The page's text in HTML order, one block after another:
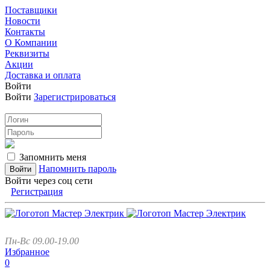
Поставщики
Новости
Контакты
О Компании
Реквизиты
Акции
Доставка и оплата
Войти
Войти Зарегистрироваться
Запомнить меня
Напомнить пароль
Войти через соц сети
Регистрация
Пн-Вс 09.00-19.00
Избранное
0